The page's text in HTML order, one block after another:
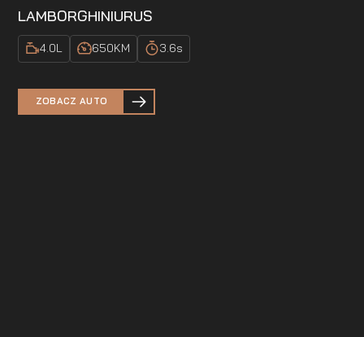
LAMBORGHINIURUS
4.0L 650KM 3.6s
ZOBACZ AUTO